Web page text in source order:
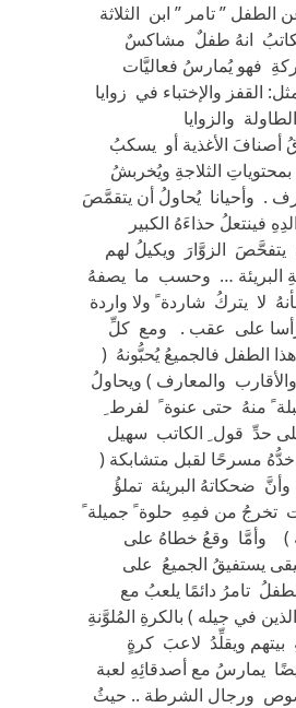
” تامر ” ابن الثلاثة
انهُ طفلٌ مشاكسٌ
فهو يُمارسُ فعاليَّات
القفز والإختباء في زوايا
والزوايا
أصنافَ الأغذية أو يسكبُ
الثلاجةِ ويُخربشُ
. وأحيانا يُحاولُ أن يتقمَّصَ
فينتعلُ حذاءَهُ الكبير
يتفحَّصَ الزوَّارَ ويكيلُ لهم
البريئة … وحسب ما يصفهُ
لا يتركُ شاردة ً ولا واردة
رأسا على عقب . ومع كلِّ
الطفل فالجميعُ يُحبُّونهُ (
والمعارف ) ويحاولُ
منهُ حتى عنوة ً لفرط
حدِّ قول ِ الكاتب سهيل
مسرحًا لقبل متشابكة (
ضحكاتهُ البريئة تملؤُ
تخرجُ من فمِهِ حلوة ً جميلة
) وأمَّا وقعُ خطاهُ على
يستفيقُ الجميعُ على
تامرُ دائمًا يلعبُ مع
في جيله ) بالكرةِ المُلوَّنةِ
ويقلِّدُ لاعبَ كرةٍ
يمارسُ مع أصدقائِهِ لعبة
ورجال الشرطة .. حيثُ